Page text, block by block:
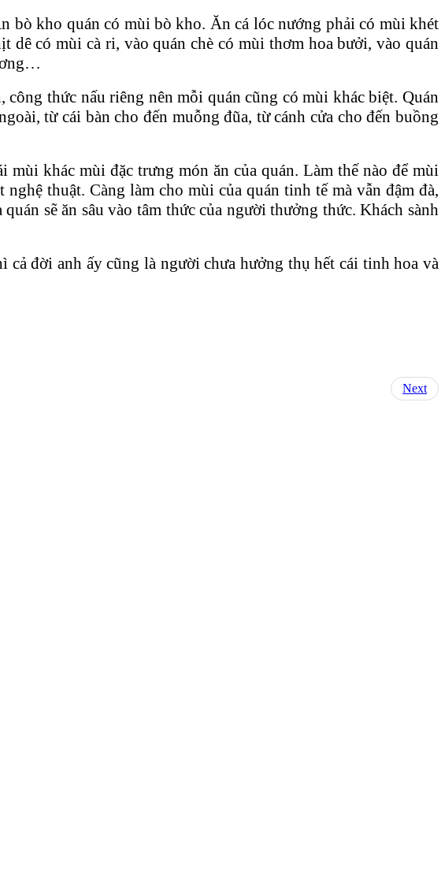
kho quán có mùi bò kho. Ăn cá lóc nướng phải có mùi khét
dê có mùi cà ri, vào quán chè có mùi thơm hoa bưởi, vào quán
thức nấu riêng nên mỗi quán cũng có mùi khác biệt. Quán
từ cái bàn cho đến muỗng đũa, từ cánh cửa cho đến buồng
khác mùi đặc trưng món ăn của quán. Làm thế nào để mùi
thuật. Càng làm cho mùi của quán tinh tế mà vẫn đậm đà,
sẽ ăn sâu vào tâm thức của người thưởng thức. Khách sành
cả đời anh ấy cũng là người chưa hưởng thụ hết cái tinh hoa và
Next